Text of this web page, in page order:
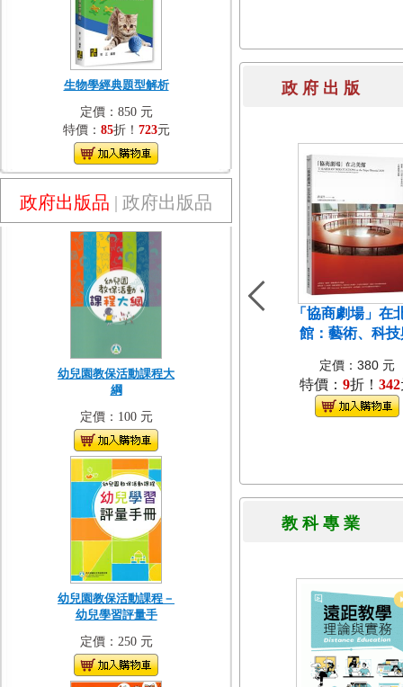
生物學經典題型解析
定價：850 元
特價： 85折！ 723元
政府出版品 | 政府出版品
幼兒園教保活動課程大
綱
定價：100 元
幼兒園教保活動課程－
幼兒學習評量手
定價：250 元
政 府 出
「協商劇場」在
館：藝術、科技
定價：380 元
特價： 9折！ 342
教 科 專